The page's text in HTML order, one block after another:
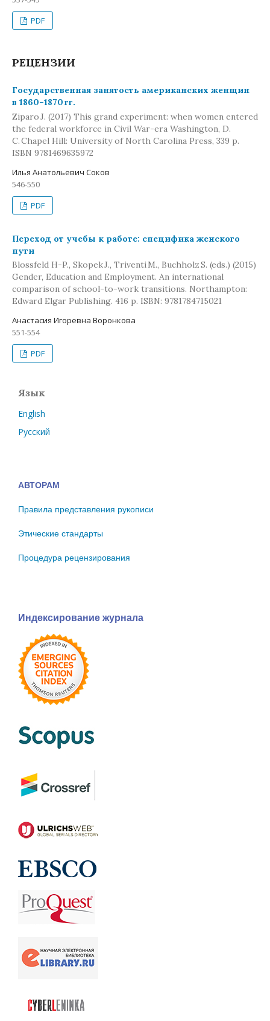
PDF
РЕЦЕНЗИИ
Государственная занятость американских женщин
в 1860–1870 гг.
Ziparo J. (2017) This grand experiment: when women entered
the federal workforce in Civil War-era Washington, D.
C. Chapel Hill: University of North Carolina Press, 339 p.
ISBN 9781469635972
Илья Анатольевич Соков
546-550
PDF
Переход от учебы к работе: специфика женского
пути
Blossfeld H-P., Skopek J., Triventi M., Buchholz S. (eds.) (2015)
Gender, Education and Employment. An international
comparison of school-to-work transitions. Northampton:
Edward Elgar Publishing. 416 p. ISBN: 9781784715021
Анастасия Игоревна Воронкова
551-554
PDF
Язык
English
Русский
АВТОРАМ
Правила представления рукописи
Этические стандарты
Процедура рецензирования
Индексирование журнала